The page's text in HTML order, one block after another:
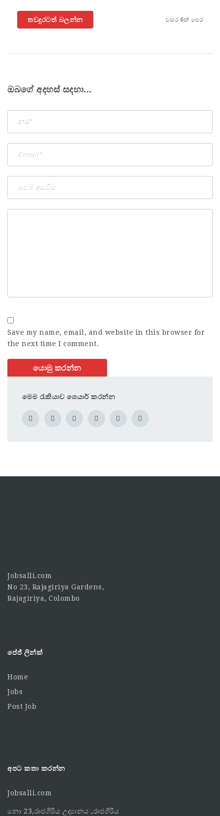
තවදුරටත් බලන්න වසර 6ක් පෙර
ඔබගේ අදහස් සදහා...
Save my name, email, and website in this browser for
the next time I comment.
මෙම රැකියාව ශෙයාර් කරන්න
Jobsalli.com
No 23, Rajagiriya Gardens,
Rajagiriya, Colombo
පේජ් ලින්ක්
Home
Jobs
Post Job
අපට කතා කරන්න
Jobsalli.com
නො 23,රාජගිරිය උද්‍යානය ,රාජගිරිය